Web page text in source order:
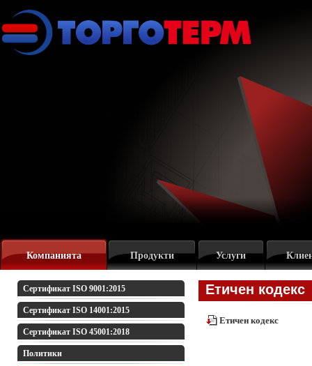
Компанията Продукти Услуги
Сертификат ISO 9001:2015
Сертификат ISO 14001:2015
Сертификат ISO 45001:2018
Политики
Етичен кодекс
Етичен кодекс